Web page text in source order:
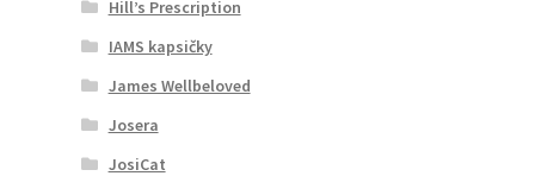
Hill’s Prescription
IAMS kapsičky
James Wellbeloved
Josera
JosiCat